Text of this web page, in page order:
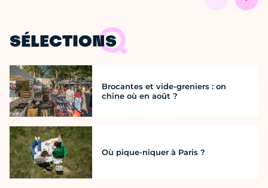
SÉLECTIONS
Brocantes et vide-greniers : on
chine où en août ?
Où pique-niquer à Paris ?